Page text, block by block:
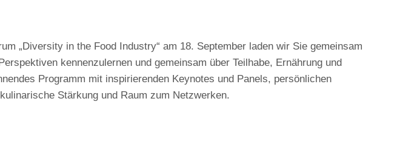
„Diversity in the Food Industry“ am 18. September laden wir Sie gemeinsam
kennenzulernen und gemeinsam über Teilhabe, Ernährung und
Programm mit inspirierenden Keynotes und Panels, persönlichen
Stärkung und Raum zum Netzwerken.